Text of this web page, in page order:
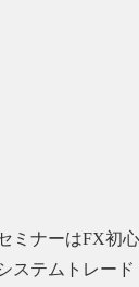
ミナーはFX初
ステムトレー